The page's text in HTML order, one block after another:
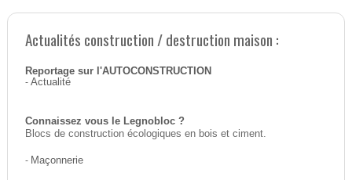
Actualités construction / destruction maison :
Reportage sur l'AUTOCONSTRUCTION
- Actualité
Connaissez vous le Legnobloc ?
Blocs de construction écologiques en bois et ciment.
- Maçonnerie